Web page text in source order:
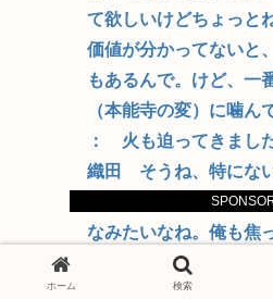
て欲しいけどちょっと
価値が分かってないと
もあるんで。けど、一
（本能寺の変）に噛ん
： 火も迫ってきまし
織田 そうね、特にな
みなさんにはちょっと
なみたいなね。俺も焦
ゃったかなみたいなと
もんでいいかな？（モ
ホーム 検索